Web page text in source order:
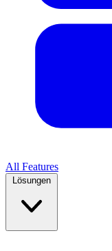
All Features